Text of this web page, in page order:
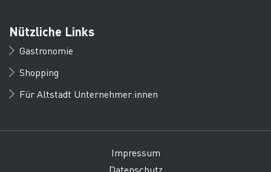
Nützliche Links
Gastronomie
Shopping
Für Altstadt Unternehmer:innen
Impressum